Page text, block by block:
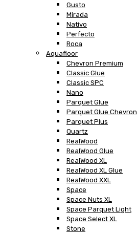
Gusto
Mirada
Nativo
Perfecto
Roca
Aquafloor
Chevron Premium
Classic Glue
Classic SPC
Nano
Parquet Glue
Parquet Glue Chevron
Parquet Plus
Quartz
RealWood
RealWood Glue
RealWood XL
RealWood XL Glue
RealWood XXL
Space
Space Nuts XL
Space Parquet Light
Space Select XL
Stone